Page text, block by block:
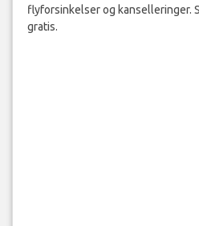
flyforsinkelser og kanselleringer.
gratis.